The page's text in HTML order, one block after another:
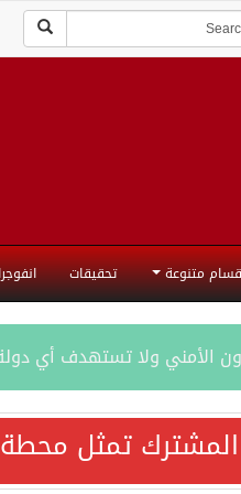
متنوعة تحقيقات
الأمني ولا تستهدف أي
لحماية أمن المنطقة
تمثل